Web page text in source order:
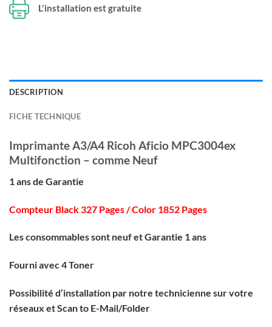
L'installation est gratuite
DESCRIPTION
FICHE TECHNIQUE
Imprimante A3/A4 Ricoh Aficio MPC3004ex
Multifonction – comme Neuf
1 ans de Garantie
Compteur Black 327 Pages / Color 1852 Pages
Les consommables sont neuf et Garantie 1 ans
Fourni avec 4 Toner
Possibilité d’installation par notre technicienne sur votre
réseaux et Scan to E-Mail/Folder